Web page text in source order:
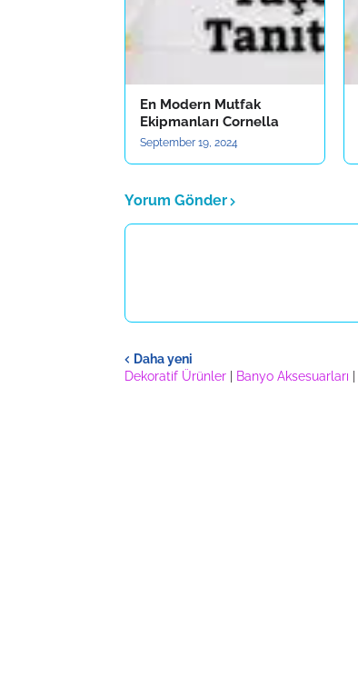
En Modern Mutfak
Ekipmanları Cornella
September 19, 2024
Yorum Gönder
Daha yeni
Dekoratif Ürünler
Banyo Aksesuarları